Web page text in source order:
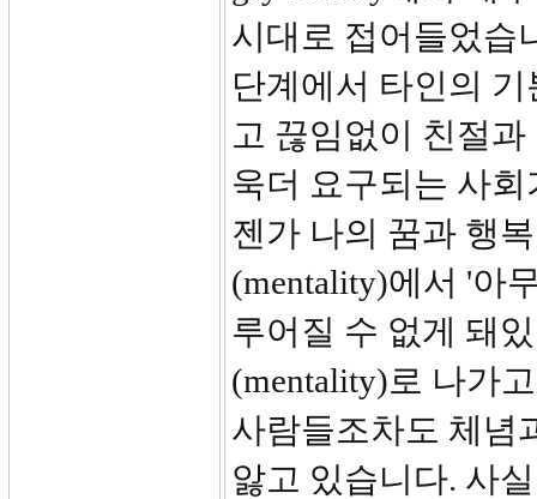
시대로 접어들었습
단계에서 타인의
고 끊임없이 친절
욱더 요구되는 사
젠가 나의 꿈과 행
(mentality)에서 '아
루어질 수 없게 돼
(mentality)로 나가
사람들조차도 체념
앓고 있습니다. 사